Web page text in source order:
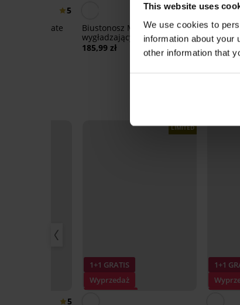
This website uses
We use cookies to
information about your
other information that
5
Delicate
4,9
Biustonosz Maia 4D
wygładzający
185,99 zł
92,99 zł
5
1+1 GRATIS
Wyprzedaż
LIMITED
1+1